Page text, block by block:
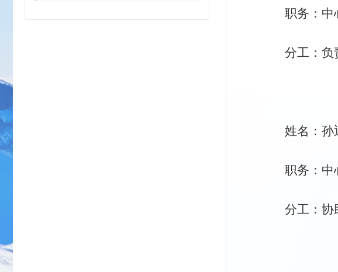
职务：中
分工：负
姓名：孙
职务：中
分工：协